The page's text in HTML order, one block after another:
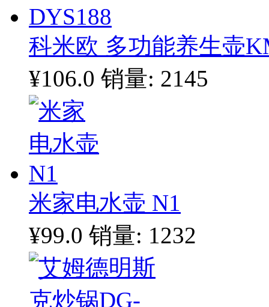
科米欧 多功能养生壶
¥106.0 销量: 2145
米家电水壶 N1
¥99.0 销量: 1232